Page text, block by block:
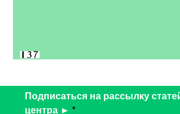
Подписаться на рассылку
центра ► *